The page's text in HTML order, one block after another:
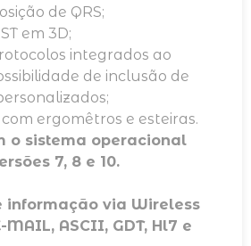
de QRS;
em 3D;
integrados ao
de inclusão de
ergomêtros e esteiras.
o sistema operacional
7, 8 e 10.
informação via Wireless
MAIL, ASCII, GDT, Hl7 e